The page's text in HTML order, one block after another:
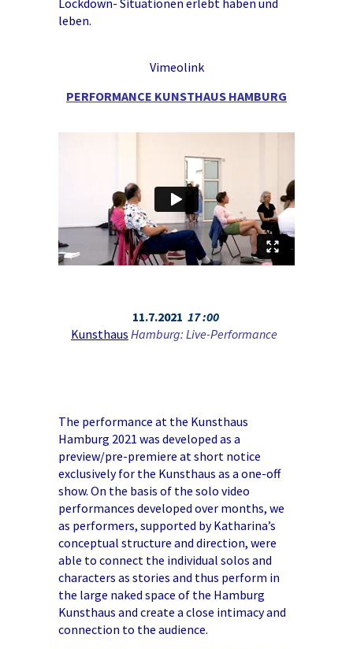
Lockdown- Situationen erlebt haben und
leben.
Vimeolink
PERFORMANCE KUNSTHAUS HAMBURG
11.7.2021 17 :00
Kunsthaus Hamburg: Live-Performance
The performance at the Kunsthaus
Hamburg 2021 was developed as a
preview/pre-premiere at short notice
exclusively for the Kunsthaus as a one-off
show. On the basis of the solo video
performances developed over months, we
as performers, supported by Katharina’s
conceptual structure and direction, were
able to connect the individual solos and
characters as stories and thus perform in
the large naked space of the Hamburg
Kunsthaus and create a close intimacy and
connection to the audience.